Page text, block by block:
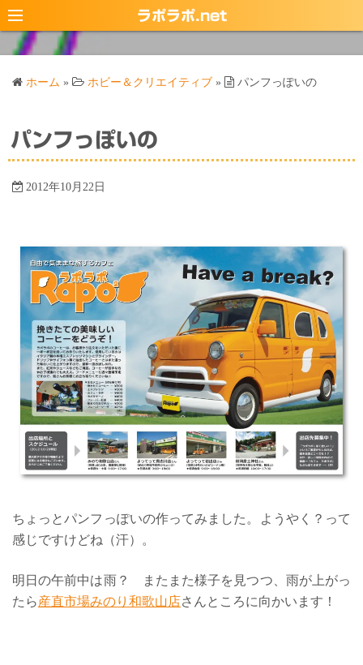
コ
ン
キ
ラポラポ.net
ホーム » ホビー＆クリエイティブ » パンフっぽいの
パンフっぽいの
2012年10月22日
ちょっとパンフっぽいの作ってみました。ようやく？って
感じですけどね（汗）。
明日の午前中は雨？ またまた様子を見つつ、雨が上がっ
たら産直市場みのり和歌山店さんところに向かいます！